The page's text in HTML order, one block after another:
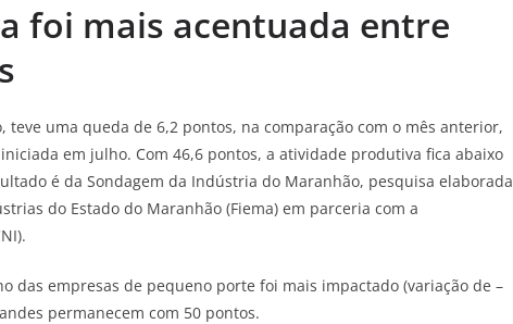
foi mais acentuada entre
uma queda de 6,2 pontos, na comparação com o mês anterior,
em julho. Com 46,6 pontos, a atividade produtiva fica abaixo
é da Sondagem da Indústria do Maranhão, pesquisa elaborada
do Estado do Maranhão (Fiema) em parceria com a
das empresas de pequeno porte foi mais impactado (variação de –
permanecem com 50 pontos.